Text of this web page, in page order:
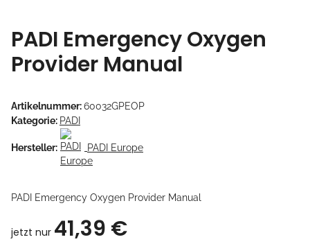
PADI Emergency Oxygen
Provider Manual
Artikelnummer:60032GPEOP
Kategorie: PADI
Hersteller: PADI Europe
PADI Emergency Oxygen Provider Manual
jetzt nur 41,39 €